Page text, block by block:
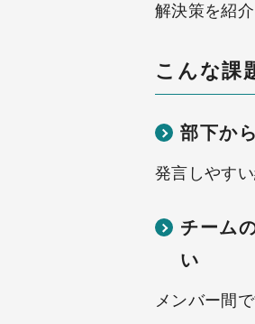
解決策を紹介
こんな課
部下か
発言しやす
チーム
い
メンバー間